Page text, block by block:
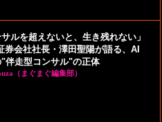
サルを超えないと、生き残れない」
券会社社長・澤田聖陽が語る、AI
伴走型コンサル"の正体
（まぐまぐ編集部）